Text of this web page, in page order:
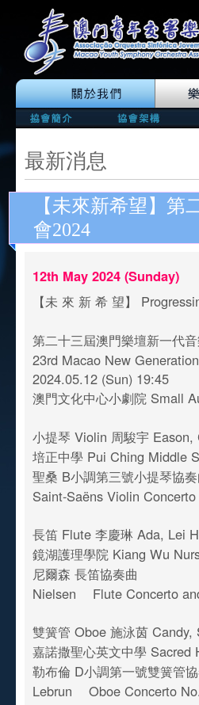
最新消息
【未來新希望】第
會2024
12th May 2024 (Sunday)
【未 來 新 希 望】
第二十三屆澳門樂壇新一代
23rd Macao New
2024.05.12 (Sun) 19:45
澳門文化中心小劇院 Small
小提琴 Violin 周駿宇 Eason,
培正中學 Pui Ching Middle
聖桑 B小調第三號小提琴協
Saint-Saëns Violin
長笛 Flute 李慶琳 Ada, Lei
鏡湖護理學院 Kiang Wu
尼爾森 長笛協奏曲
Nielsen Flute Concerto
雙簧管 Oboe 施泳茵 Candy,
嘉諾撒聖心英文中學
勒布倫 D小調第一號雙簧管
Lebrun Oboe Concerto